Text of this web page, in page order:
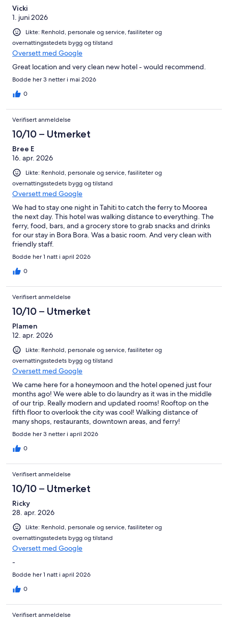
anmeldelser.
Vicki
1. juni 2026
Likte: Renhold, personale og service, fasiliteter og
overnattingsstedets bygg og tilstand
Oversett med Google
Great location and very clean new hotel - would recommend.
Bodde her 3 netter i mai 2026
0
Verifisert anmeldelse
10/10 – Utmerket
Bree E
16. apr. 2026
Likte: Renhold, personale og service, fasiliteter og
overnattingsstedets bygg og tilstand
Oversett med Google
We had to stay one night in Tahiti to catch the ferry to Moorea
the next day. This hotel was walking distance to everything. The
ferry, food, bars, and a grocery store to grab snacks and drinks
for our stay in Bora Bora. Was a basic room. And very clean with
friendly staff.
Bodde her 1 natt i april 2026
0
Verifisert anmeldelse
10/10 – Utmerket
Plamen
12. apr. 2026
Likte: Renhold, personale og service, fasiliteter og
overnattingsstedets bygg og tilstand
Oversett med Google
We came here for a honeymoon and the hotel opened just four
months ago! We were able to do laundry as it was in the middle
of our trip. Really modern and updated rooms! Rooftop on the
fifth floor to overlook the city was cool! Walking distance of
many shops, restaurants, downtown areas, and ferry!
Bodde her 3 netter i april 2026
0
Verifisert anmeldelse
10/10 – Utmerket
Ricky
28. apr. 2026
Likte: Renhold, personale og service, fasiliteter og
overnattingsstedets bygg og tilstand
Oversett med Google
-
Bodde her 1 natt i april 2026
0
Verifisert anmeldelse